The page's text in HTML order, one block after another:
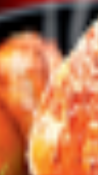
обл., Дзержинский р-н,